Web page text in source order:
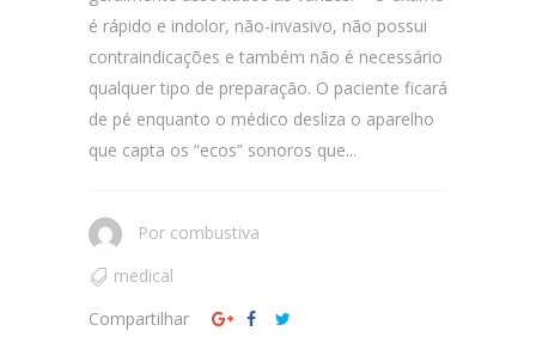
é rápido e indolor, não-invasivo, não possui
contraindicações e também não é necessário
qualquer tipo de preparação. O paciente ficará
de pé enquanto o médico desliza o aparelho
que capta os “ecos” sonoros que...
Por combustiva
medical
Compartilhar